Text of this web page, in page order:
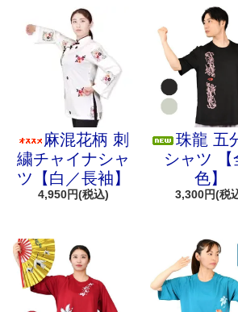
麻混花柄 刺
繍チャイナシャ
ツ【白／長袖】
4,950円(税込)
珠龍 五
シャツ 【
色】
3,300円(税